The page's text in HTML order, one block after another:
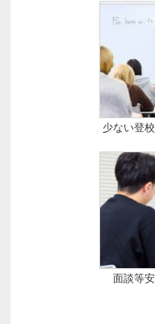
少ない登
面談等